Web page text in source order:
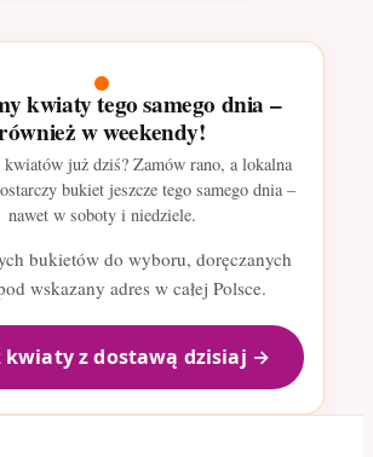
kwiaty tego samego dnia –
w weekendy!
kwiatów już dziś? Zamów rano, a lokalna
bukiet jeszcze tego samego dnia –
nawet w soboty i niedziele.
bukietów do wyboru, doręczanych
wskazany adres w całej Polsce.
kwiaty z dostawą dzisiaj →